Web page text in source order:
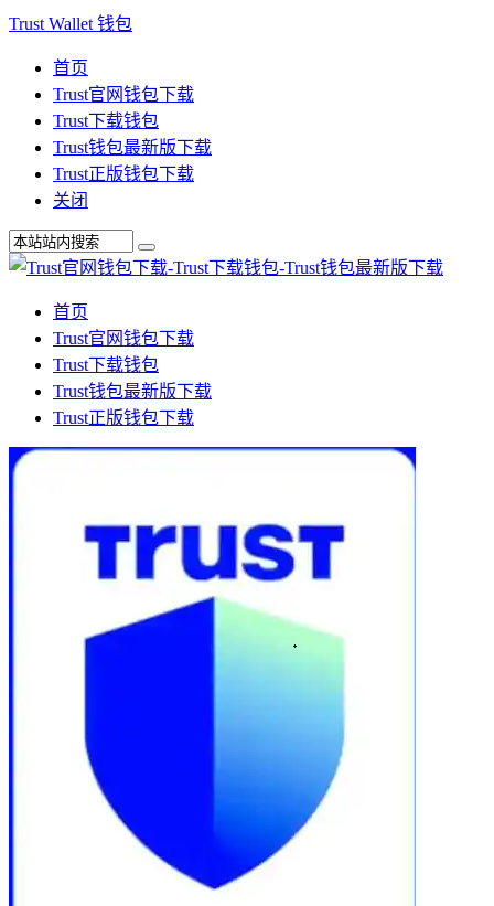
Trust Wallet 钱包
首页
Trust官网钱包下载
Trust下载钱包
Trust钱包最新版下载
Trust正版钱包下载
关闭
首页
Trust官网钱包下载
Trust下载钱包
Trust钱包最新版下载
Trust正版钱包下载